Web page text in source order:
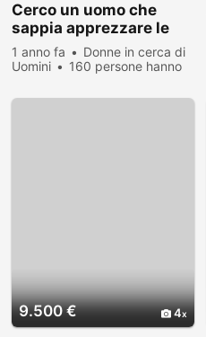
Cerco un uomo che
sappia apprezzare le
piccole cose
1 anno fa
Donne in cerca di
Uomini
160 persone hanno
9.500 € 4